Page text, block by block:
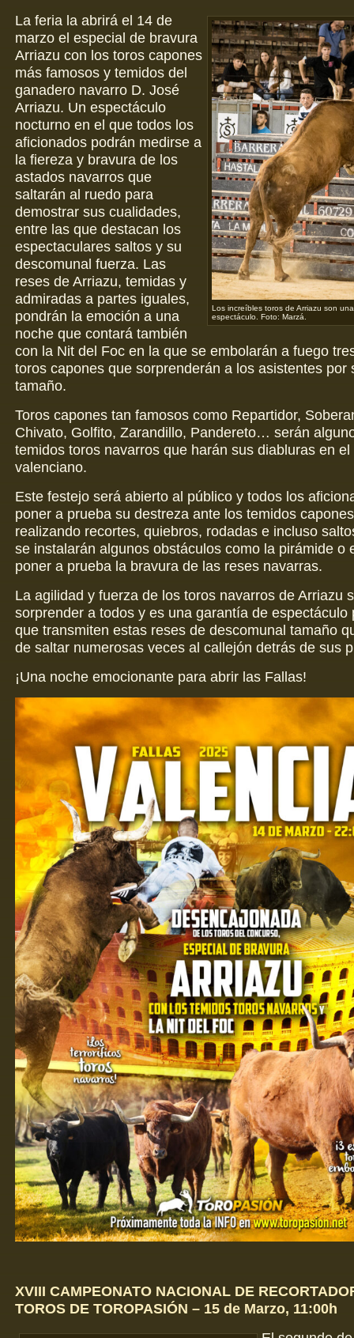
Los increíbles toros de Arriazu son
espectáculo. Foto: Marzá.
La feria la abrirá el 14 de
marzo el especial de bravura
Arriazu con los toros capones
más famosos y temidos del
ganadero navarro D. José
Arriazu. Un espectáculo
nocturno en el que todos los
aficionados podrán medirse a
la fiereza y bravura de los
astados navarros que
saltarán al ruedo para
demostrar sus cualidades,
entre las que destacan los
espectaculares saltos y su
descomunal fuerza. Las
reses de Arriazu, temidas y
admiradas a partes iguales,
pondrán la emoción a una
noche que contará también
con la Nit del Foc en la que se embolarán a fuego
toros capones que sorprenderán a los asistentes por
tamaño.
Toros capones tan famosos como Repartidor,
Chivato, Golfito, Zarandillo, Pandereto… serán
temidos toros navarros que harán sus diabluras en el
valenciano.
Este festejo será abierto al público y todos los
poner a prueba su destreza ante los temidos
realizando recortes, quiebros, rodadas e incluso
se instalarán algunos obstáculos como la pirámide o
poner a prueba la bravura de las reses navarras.
La agilidad y fuerza de los toros navarros de Arriazu
sorprender a todos y es una garantía de espectáculo
que transmiten estas reses de descomunal tamaño
de saltar numerosas veces al callejón detrás de sus
¡Una noche emocionante para abrir las Fallas!
XVIII CAMPEONATO NACIONAL DE
TOROS DE TOROPASIÓN – 15 de Marzo, 11:00h